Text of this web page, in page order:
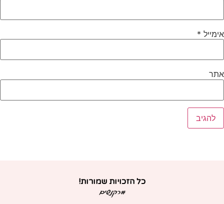
*
כל הזכויות שמורות!